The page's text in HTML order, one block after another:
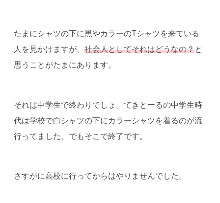
たまにシャツの下に黒やカラーのTシャツを来ている
人を見かけますが、社会人としてそれはどうなの？と
思うことがたまにあります。
それは中学生で終わりでしょ。てきとーるの中学生時
代は学校で白シャツの下にカラーシャツを着るのが流
行ってました。でもそこで終了です。
さすがに高校に行ってからはやりませんでした。